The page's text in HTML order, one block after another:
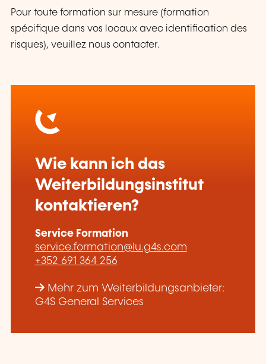
Pour toute formation sur mesure (formation
spécifique dans vos locaux avec identification des
risques), veuillez nous contacter.
Wie kann ich das
Weiterbildungsinstitut
kontaktieren?
Service Formation
service.formation@lu.g4s.com
+352 691 364 256
Mehr zum Weiterbildungsanbieter:
G4S General Services